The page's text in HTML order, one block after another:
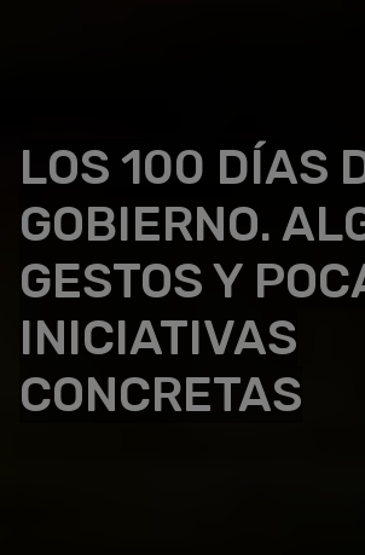
LOS 100 DÍAS
GOBIERNO.
GESTOS Y
INICIATIVAS
CONCRETAS